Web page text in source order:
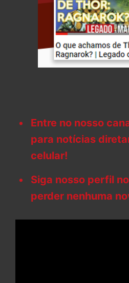
Entre no nosso
para notícias
celular!
Siga nosso perfil
perder nenhuma